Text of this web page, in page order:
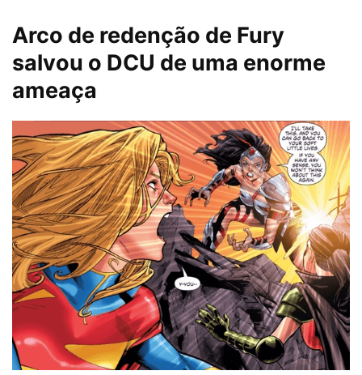
Arco de redenção de Fury
salvou o DCU de uma enorme
ameaça